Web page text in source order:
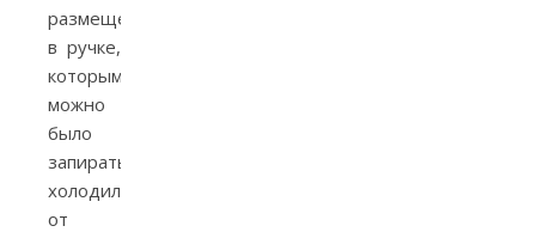
размещенный
в ручке,
которым
можно
было
запирать
холодильник
от